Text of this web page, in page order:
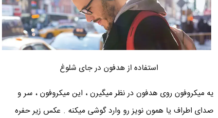
استفاده از هدفون در جای شلوغ
یه میکروفون روی هدفون در نظر میگیرن ، این میکروفون ، سر و
صدای اطراف یا همون نویز رو وارد گوشی میکنه . عکس زیر حفره